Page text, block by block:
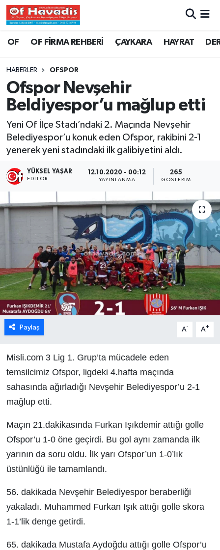
OF OF FİRMA REHBERİ ÇAYKARA HAYRAT
HABERLER OFSPOR
Ofspor Nevşehir
Beldiyespor’u mağlup etti
Yeni Of İlçe Stadı’ndaki 2. Maçında Nevşehir
Belediyespor’u konuk eden Ofspor, rakibini 2-1
yenerek yeni stadındaki ilk galibiyetini aldı.
YÜKSEL YAŞAR
EDITÖR
12.10.2020 - 00:12
YAYINLANMA
265
GÖSTERIM
Paylaş A- A+
Misli.com 3 Lig 1. Grup’ta mücadele eden
temsilcimiz Ofspor, ligdeki 4.hafta maçında
sahasında ağırladığı Nevşehir Belediyespor’u 2-1
mağlup etti.
Maçın 21.dakikasında Furkan Işıkdemir attığı golle
Ofspor’u 1-0 öne geçirdi. Bu gol aynı zamanda ilk
yarının da soru oldu. İlk yarı Ofspor’un 1-0’lık
üstünlüğü ile tamamlandı.
56. dakikada Nevşehir Belediyespor beraberliği
yakaladı. Muhammed Furkan Işık attığı golle skora
1-1’lik denge getirdi.
65. dakikada Mustafa Aydoğdu attığı golle Ofspor’u
Trabzon Nöbetçi Eczaneler
Trabzon Namaz Vakitleri
Trabzon Trafik Yoğunluk Haritası
Süper Lig Puan Durumu ve Fikstür
Haber Arşivi